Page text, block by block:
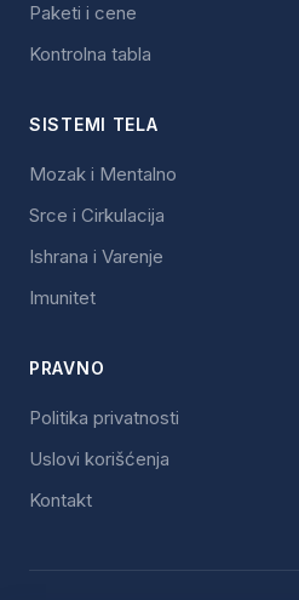
Paketi i cene
Kontrolna tabla
SISTEMI TELA
Mozak i Mentalno
Srce i Cirkulacija
Ishrana i Varenje
Imunitet
PRAVNO
Politika privatnosti
Uslovi korišćenja
Kontakt